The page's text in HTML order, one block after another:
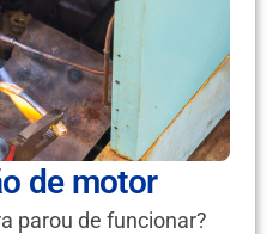
de motor
parou de funcionar?